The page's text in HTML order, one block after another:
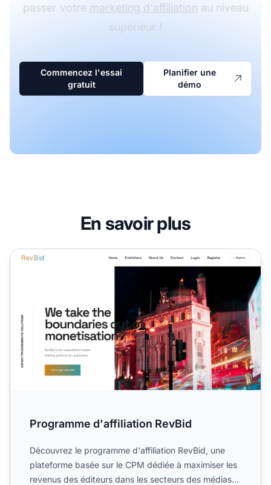
passer votre marketing d'affiliation au niveau
supérieur !
Commencez l'essai
gratuit
Planifier une
démo
En savoir plus
Programme d'affiliation RevBid
Programme d'affiliation RevBid
Découvrez le programme d'affiliation RevBid, une
plateforme basée sur le CPM dédiée à maximiser les
revenus des éditeurs dans les secteurs des médias